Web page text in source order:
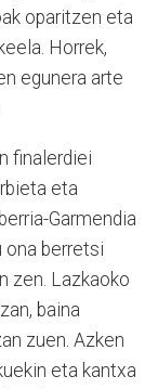
oparitzen eta
Horrek,
egunera arte
finalerdiei
eta
Garmendia
ona berretsi
zen. Lazkaoko
baina
zuen. Azken
eta kantxa